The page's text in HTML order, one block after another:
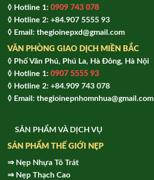
◊ Hotline 1: 0909 743 078
◊ Hotline 2: +84.907 5555 93
◊ Email: thegioinepxd@gmail.com
VĂN PHÒNG GIAO DỊCH MIỀN BẮC
◊ Phố Văn Phú, Phú La, Hà Đông, Hà Nội
◊ Hotline 1: 0907 5555 93
◊ Hot line 2: +84.909 743 078
◊ Email: thegioinepnhomnhua@gmail.com
SẢN PHẨM VÀ DỊCH VỤ
SẢN PHẨM THẾ GIỚI NẸP
⇒ Nẹp Nhựa Tô Trát
⇒ Nẹp Thạch Cao